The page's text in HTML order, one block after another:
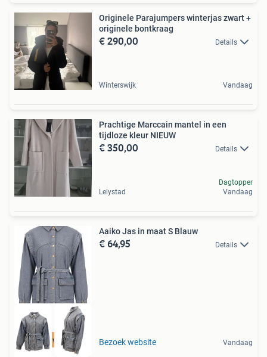
Originele Parajumpers winterjas zwart +
originele bontkraag
€ 290,00 Details
Winterswijk Vandaag
Prachtige Marccain mantel in een
tijdloze kleur NIEUW
€ 350,00 Details
Lelystad
Dagtopper
Vandaag
Tot 75% voordeel
Aaiko Jas in maat S Blauw
€ 64,95 Details
Bezoek website Vandaag